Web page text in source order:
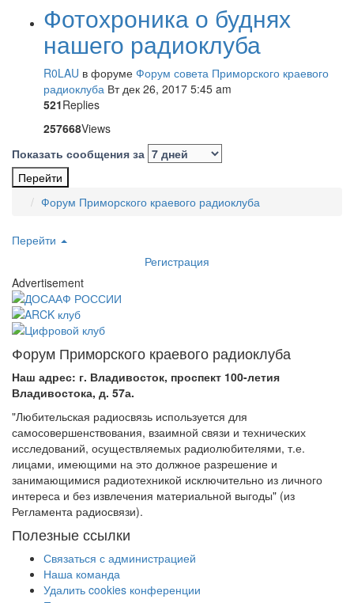
Фотохроника о буднях
нашего радиоклуба
R0LAU в форуме Форум совета Приморского краевого
радиоклуба Вт дек 26, 2017 5:45 am
521Replies
257668Views
Показать сообщения за
Форум Приморского краевого радиоклуба
Перейти
Регистрация
Advertisement
Форум Приморского краевого радиоклуба
Наш адрес: г. Владивосток, проспект 100-летия
Владивостока, д. 57а.
"Любительская радиосвязь используется для
самосовершенствования, взаимной связи и технических
исследований, осуществляемых радиолюбителями, т.е.
лицами, имеющими на это должное разрешение и
занимающимися радиотехникой исключительно из личного
интереса и без извлечения материальной выгоды" (из
Регламента радиосвязи).
Полезные ссылки
Связаться с администрацией
Наша команда
Удалить cookies конференции